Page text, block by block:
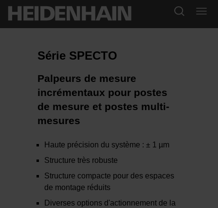
Série SPECTO
Palpeurs de mesure
incrémentaux pour postes
de mesure et postes multi-
mesures
Haute précision du système : ± 1 µm
Structure très robuste
Structure compacte pour des espaces
de montage réduits
Diverses options d'actionnement de la